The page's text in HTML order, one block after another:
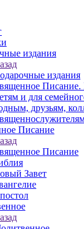
издания
издания
и для
друзьям,
Писание
Писание
Завет